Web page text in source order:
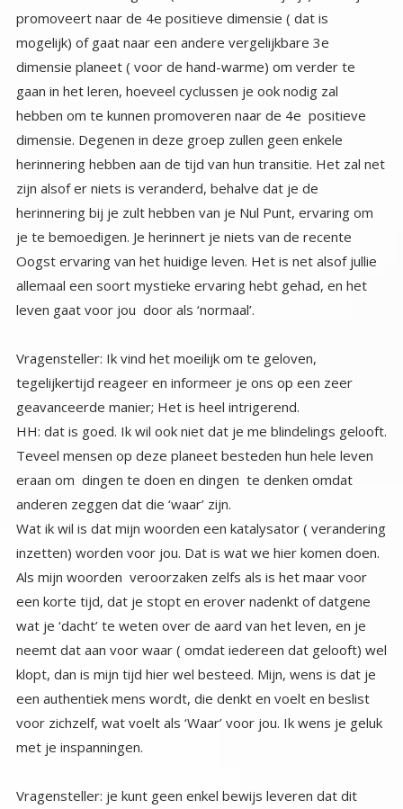
leven gaat voor jou door als ‘normaal’.
Vragensteller: Ik vind het moeilijk om te geloven,
tegelijkertijd reageer en informeer je ons op een zeer
geavanceerde manier; Het is heel intrigerend.
HH: dat is goed. Ik wil ook niet dat je me blindelings gelooft.
Teveel mensen op deze planeet besteden hun hele leven
eraan om dingen te doen en dingen te denken omdat
anderen zeggen dat die ‘waar’ zijn.
Wat ik wil is dat mijn woorden een katalysator ( verandering
inzetten) worden voor jou. Dat is wat we hier komen doen.
Als mijn woorden veroorzaken zelfs als is het maar voor
een korte tijd, dat je stopt en erover nadenkt of datgene
wat je ‘dacht’ te weten over de aard van het leven, en je
neemt dat aan voor waar ( omdat iedereen dat gelooft) wel
klopt, dan is mijn tijd hier wel besteed. Mijn, wens is dat je
een authentiek mens wordt, die denkt en voelt en beslist
voor zichzelf, wat voelt als ‘Waar’ voor jou. Ik wens je geluk
met je inspanningen.
Vragensteller: je kunt geen enkel bewijs leveren dat dit
geen hoax is zelfs al zou dat heel eenvoudig te doen, als je